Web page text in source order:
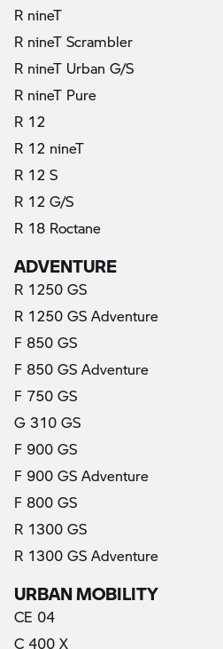
R nineT
R nineT Scrambler
R nineT Urban G/S
R nineT Pure
R 12
R 12 nineT
R 12 S
R 12 G/S
R 18 Roctane
ADVENTURE
R 1250 GS
R 1250 GS Adventure
F 850 GS
F 850 GS Adventure
F 750 GS
G 310 GS
F 900 GS
F 900 GS Adventure
F 800 GS
R 1300 GS
R 1300 GS Adventure
URBAN MOBILITY
CE 04
C 400 X